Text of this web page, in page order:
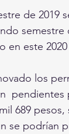
de 2019
en este
los
pendientes
689
se podrían